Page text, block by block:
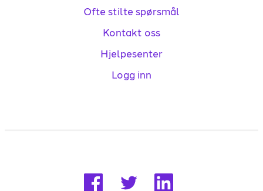
Ofte stilte spørsmål
Kontakt oss
Hjelpesenter
Logg inn